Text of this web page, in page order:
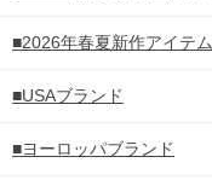
■2026年春夏新作アイテム
■USAブランド
■ヨーロッパブランド